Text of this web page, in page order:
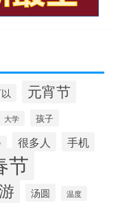
元宵节
大学 孩子
很多人 手机
节
汤圆 温度